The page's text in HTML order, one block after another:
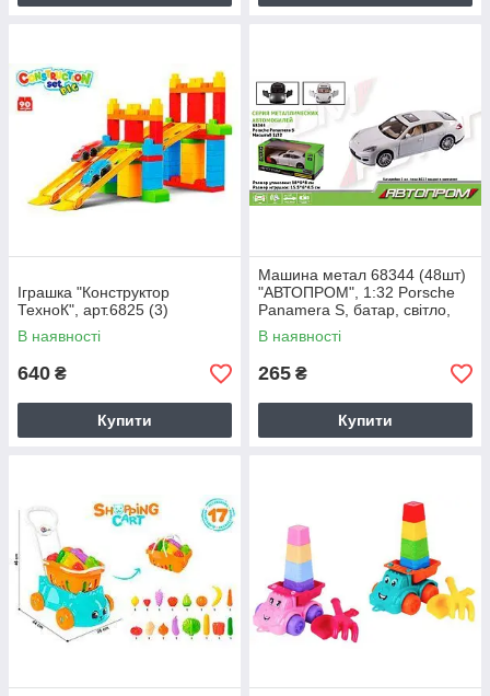
Іграшка "Конструктор
ТехноК", арт.6825 (3)
В наявності
640 ₴
Купити
Машина метал 68344 (48шт)
"АВТОПРОМ", 1:32 Porsche
Panamera S, батар, світло,
звук, відкр.двері, в кор
В наявності
265 ₴
Купити